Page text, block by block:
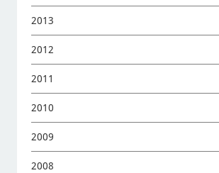
2013
2012
2011
2010
2009
2008